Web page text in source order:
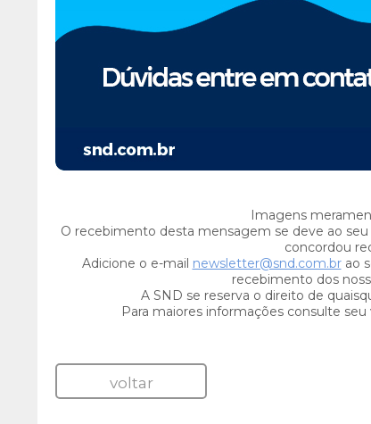
Imagens
O recebimento desta mensagem se deve ao
concordou
Adicione o e-mail newsletter@snd.com.brao
recebimento dos
A SND se reserva o direito de
Para maiores informações consulte
voltar